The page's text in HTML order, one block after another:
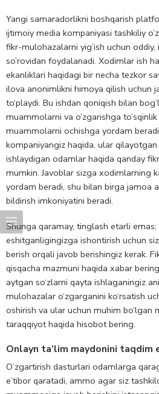
Yangi samaradorlikni boshqarish
ijtimoiy media kompaniyasi tashkiliy
fikr-mulohazalarni yig’ish uchun
so’rovidan foydalanadi. Xodimlar ish
ekanliklari haqidagi bir necha tezkor
ilova anonimlikni himoya qilish uchun
to‘playdi. Bu ishdan qoniqish bilan
muammolarni va o’zgarishga
muammolarni ochishga yordam
kompaniyangiz haqida, ular
ishlaydigan odamlar haqida qanday
mumkin. Javoblar sizga xodimlarning
yordam beradi, shu bilan birga jamoa
bildirish imkoniyatini beradi.
Shunga qaramay, tinglash etarli
eshitganligingizga ishontirish uchun
berish orqali javob berishingiz kerak.
qisqacha mazmuni haqida xabar
aytgan so‘zlarni qayta ishlaganingiz
mulohazalar o‘zgarganini ko‘rsatish
oshirish va ular uchun muhim bo‘lgan
taraqqiyot haqida hisobot bering.
Onlayn ta’lim maydonini taqdim
O’zgartirish dasturlari odamlarga
e’tibor qaratadi, ammo agar siz